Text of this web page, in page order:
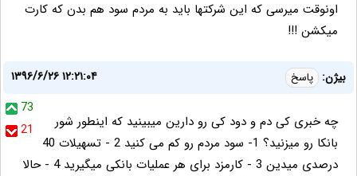
اونوقت میرسی که این شرکتها باید به مردم سود هم بدن که کارت
میکشن !!!
بیژن: پاسخ
۱۳۹۶/۶/۲۶ ۱۲:۲۱:۰۴
73
21
چه خبری کی دم و دود کی رو دارین میبینید که اینطور شور
بانکا رو میزنید؟ 1- سود مردم رو کم می کنید 2 - تسهیلات 40
درصدی میدین 3 - کارمزد برای هر عملیات بانکی میگیرید 4 - حالا